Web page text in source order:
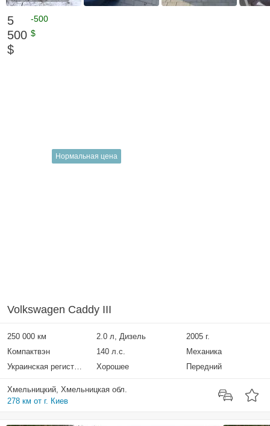
5
500
$
-500
$
Нормальная цена
Volkswagen Caddy III
250 000 км 2.0 л, Дизель
2005 г.
Компактвэн
140 л.с.
Механика
Украинская регистрация
Хорошее Передний
Хмельницкий, Хмельницкая обл.
278 км от г. Киев